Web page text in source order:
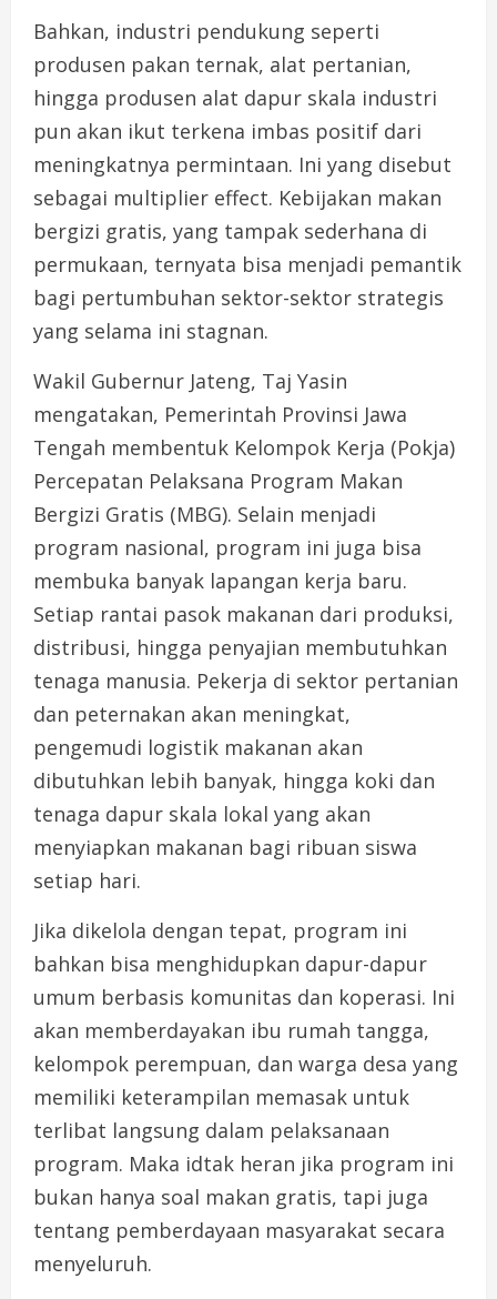
Bahkan, industri pendukung seperti
produsen pakan ternak, alat pertanian,
hingga produsen alat dapur skala industri
pun akan ikut terkena imbas positif dari
meningkatnya permintaan. Ini yang disebut
sebagai multiplier effect. Kebijakan makan
bergizi gratis, yang tampak sederhana di
permukaan, ternyata bisa menjadi pemantik
bagi pertumbuhan sektor-sektor strategis
yang selama ini stagnan.
Wakil Gubernur Jateng, Taj Yasin
mengatakan, Pemerintah Provinsi Jawa
Tengah membentuk Kelompok Kerja (Pokja)
Percepatan Pelaksana Program Makan
Bergizi Gratis (MBG). Selain menjadi
program nasional, program ini juga bisa
membuka banyak lapangan kerja baru.
Setiap rantai pasok makanan dari produksi,
distribusi, hingga penyajian membutuhkan
tenaga manusia. Pekerja di sektor pertanian
dan peternakan akan meningkat,
pengemudi logistik makanan akan
dibutuhkan lebih banyak, hingga koki dan
tenaga dapur skala lokal yang akan
menyiapkan makanan bagi ribuan siswa
setiap hari.
Jika dikelola dengan tepat, program ini
bahkan bisa menghidupkan dapur-dapur
umum berbasis komunitas dan koperasi. Ini
akan memberdayakan ibu rumah tangga,
kelompok perempuan, dan warga desa yang
memiliki keterampilan memasak untuk
terlibat langsung dalam pelaksanaan
program. Maka idtak heran jika program ini
bukan hanya soal makan gratis, tapi juga
tentang pemberdayaan masyarakat secara
menyeluruh.